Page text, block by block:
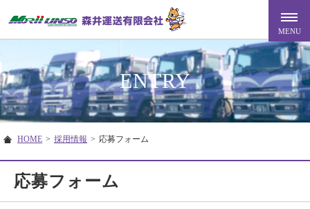
ENTRY
HOME > 採用情報 > 応募フォーム
応募フォーム